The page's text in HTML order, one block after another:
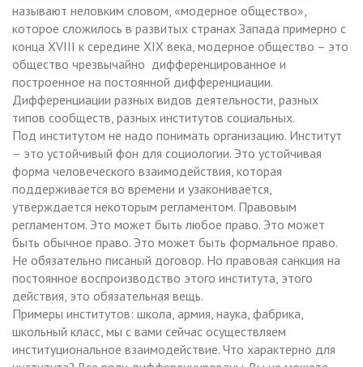
называют неловким словом, «модерное общество»,
которое сложилось в развитых странах Запада примерно с
конца XVIII к середине XIX века, модерное общество – это
общество чрезвычайно дифференцированное и
построенное на постоянной дифференциации.
Дифференциации разных видов деятельности, разных
типов сообществ, разных институтов социальных.
Под институтом не надо понимать организацию. Институт
– это устойчивый фон для социологии. Это устойчивая
форма человеческого взаимодействия, которая
поддерживается во времени и узаконивается,
утверждается некоторым регламентом. Правовым
регламентом. Это может быть любое право. Это может
быть обычное право. Это может быть формальное право.
Не обязательно писаный договор. Но правовая санкция на
постоянное воспроизводство этого института, этого
действия, это обязательная вещь.
Примеры институтов: школа, армия, наука, фабрика,
школьный класс, мы с вами сейчас осуществляем
институциональное взаимодействие. Что характерно для